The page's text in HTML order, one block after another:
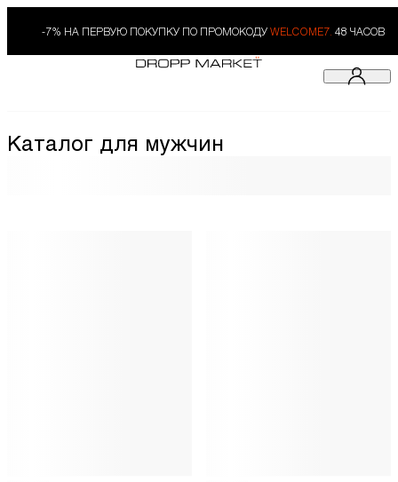
-7% НА ПЕРВУЮ ПОКУПКУ ПО ПРОМОКОДУ WELCOME7. 48 ЧАСОВ
Каталог для мужчин